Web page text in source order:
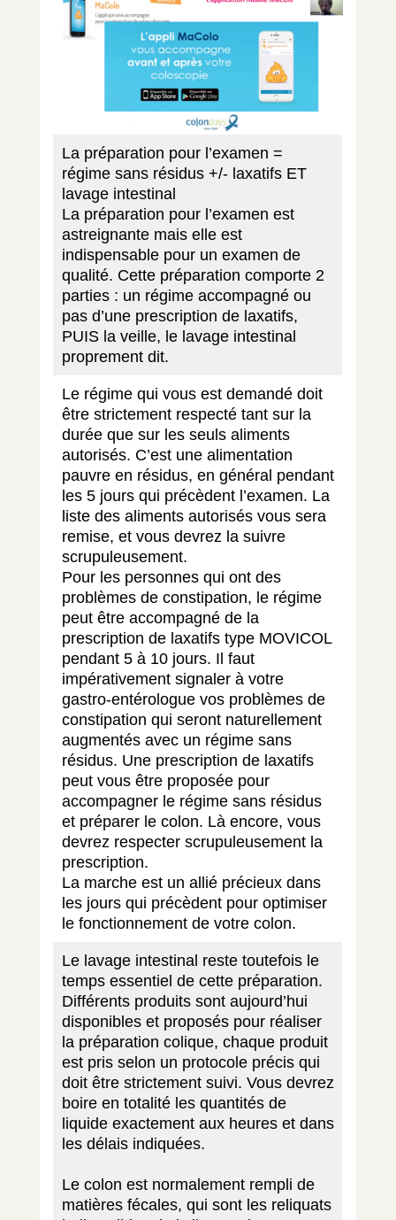
La préparation pour l’examen =
régime sans résidus +/- laxatifs ET
lavage intestinal
La préparation pour l’examen est
astreignante mais elle est
indispensable pour un examen de
qualité. Cette préparation comporte 2
parties : un régime accompagné ou
pas d’une prescription de laxatifs,
PUIS la veille, le lavage intestinal
proprement dit.
Le régime qui vous est demandé doit
être strictement respecté tant sur la
durée que sur les seuls aliments
autorisés. C’est une alimentation
pauvre en résidus, en général pendant
les 5 jours qui précèdent l’examen. La
liste des aliments autorisés vous sera
remise, et vous devrez la suivre
scrupuleusement.
Pour les personnes qui ont des
problèmes de constipation, le régime
peut être accompagné de la
prescription de laxatifs type MOVICOL
pendant 5 à 10 jours. Il faut
impérativement signaler à votre
gastro-entérologue vos problèmes de
constipation qui seront naturellement
augmentés avec un régime sans
résidus. Une prescription de laxatifs
peut vous être proposée pour
accompagner le régime sans résidus
et préparer le colon. Là encore, vous
devrez respecter scrupuleusement la
prescription.
La marche est un allié précieux dans
les jours qui précèdent pour optimiser
le fonctionnement de votre colon.
Le lavage intestinal reste toutefois le
temps essentiel de cette préparation.
Différents produits sont aujourd’hui
disponibles et proposés pour réaliser
la préparation colique, chaque produit
est pris selon un protocole précis qui
doit être strictement suivi. Vous devrez
boire en totalité les quantités de
liquide exactement aux heures et dans
les délais indiquées.
Le colon est normalement rempli de
matières fécales, qui sont les reliquats